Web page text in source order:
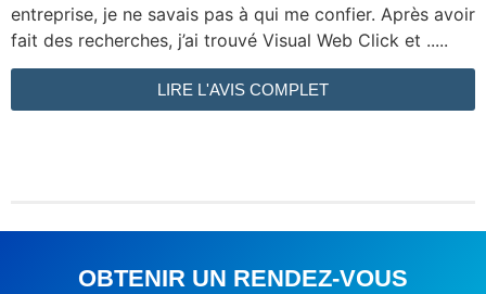
entreprise, je ne savais pas à qui me confier. Après avoir
fait des recherches, j’ai trouvé Visual Web Click et .....
LIRE L'AVIS COMPLET
OBTENIR UN RENDEZ-VOUS